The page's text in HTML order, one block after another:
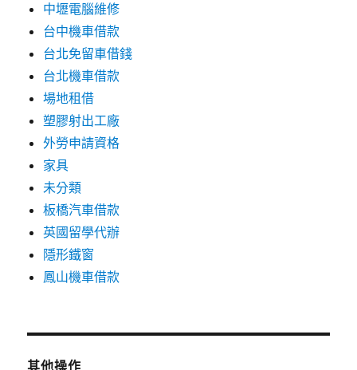
中壢電腦維修
台中機車借款
台北免留車借錢
台北機車借款
場地租借
塑膠射出工廠
外勞申請資格
家具
未分類
板橋汽車借款
英國留學代辦
隱形鐵窗
鳳山機車借款
其他操作